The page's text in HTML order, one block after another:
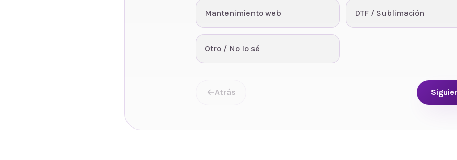
Mantenimiento web DTF / Sublimación
Otro / No lo sé
Atrás